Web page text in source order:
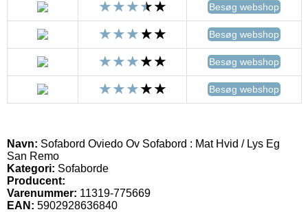
Besøg webshop
Besøg webshop
Besøg webshop
Besøg webshop
Navn: Sofabord Oviedo Ov Sofabord : Mat Hvid / Lys Eg
San Remo
Kategori: Sofaborde
Producent:
Varenummer: 11319-775669
EAN: 5902928636840